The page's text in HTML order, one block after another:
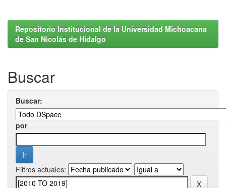
Repositorio Institucional de la Universidad Michoacana
de San Nicolás de Hidalgo
Buscar
Buscar:
por
Filtros actuales: